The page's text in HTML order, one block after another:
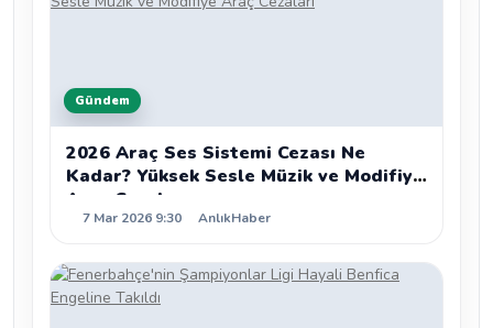
Gündem
2026 Araç Ses Sistemi Cezası Ne
Kadar? Yüksek Sesle Müzik ve Modifiye
Araç Cezaları
7 Mar 2026 9:30 AnlıkHaber